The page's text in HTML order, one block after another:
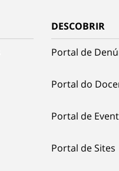
DESCOBRIR
Portal de
Portal do
Portal de
Portal de Sites